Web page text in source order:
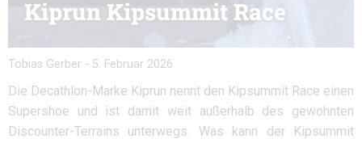
Kiprun Kipsummit Race
Tobias Gerber - 5. Februar 2026
Die Decathlon-Marke Kiprun nennt den Kipsummit Race einen
Supershoe und ist damit weit außerhalb des gewohnten
Discounter-Terrains unterwegs. Was kann der Kipsummit